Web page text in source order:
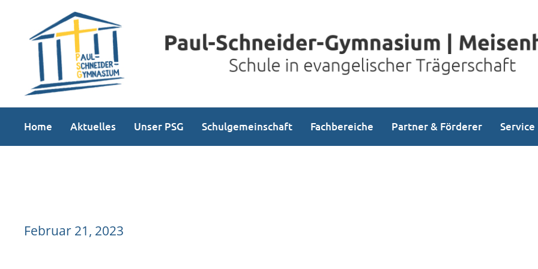
Home Aktuelles Unser PSG Schulgemeinschaft Fachbereiche Partner & Förderer Service
Februar 21, 2023